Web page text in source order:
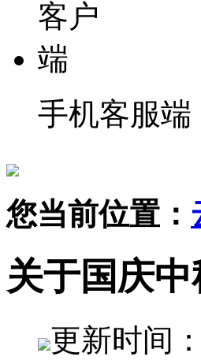
手机客服端
您当前位置：
关于国庆
更新时间：